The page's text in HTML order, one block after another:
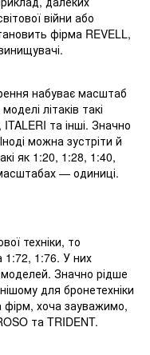
війни або
фірма REVELL,
набуває масштаб
літаків такі
та інші. Значно
можна зустріти й
як 1:20, 1:28, 1:40,
— одиниці.
техніки, то
1:76. У них
Значно рідше
для бронетехніки
фірм, хоча зауважимо,
та TRIDENT.